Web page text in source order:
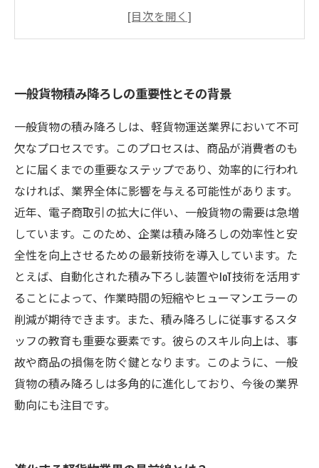
業務効率を向上させるための実践的なヒント
未来の軽貨物業務を見据えた新しい取り組み
一般貨物積み降ろしの重要性とその背景
一般貨物の積み降ろしは、軽貨物運送業界において不可
欠なプロセスです。このプロセスは、商品が消費者のも
とに届くまでの重要なステップであり、効率的に行われ
なければ、業界全体に影響を与える可能性があります。
近年、電子商取引の拡大に伴い、一般貨物の需要は急増
しています。このため、企業は積み降ろしの効率性と安
全性を向上させるための最新技術を導入しています。た
とえば、自動化された積み下ろし装置やIoT技術を活用す
ることによって、作業時間の短縮やヒューマンエラーの
削減が期待できます。また、積み降ろしに従事するスタ
ッフの教育も重要な要素です。彼らのスキル向上は、事
故や商品の損傷を防ぐ鍵となります。このように、一般
貨物の積み降ろしは多角的に進化しており、今後の業界
動向にも注目です。